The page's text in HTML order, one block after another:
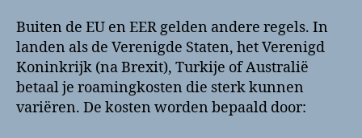
Buiten de EU en EER gelden andere regels. In
landen als de Verenigde Staten, het Verenigd
Koninkrijk (na Brexit), Turkije of Australië
betaal je roamingkosten die sterk kunnen
variëren. De kosten worden bepaald door: